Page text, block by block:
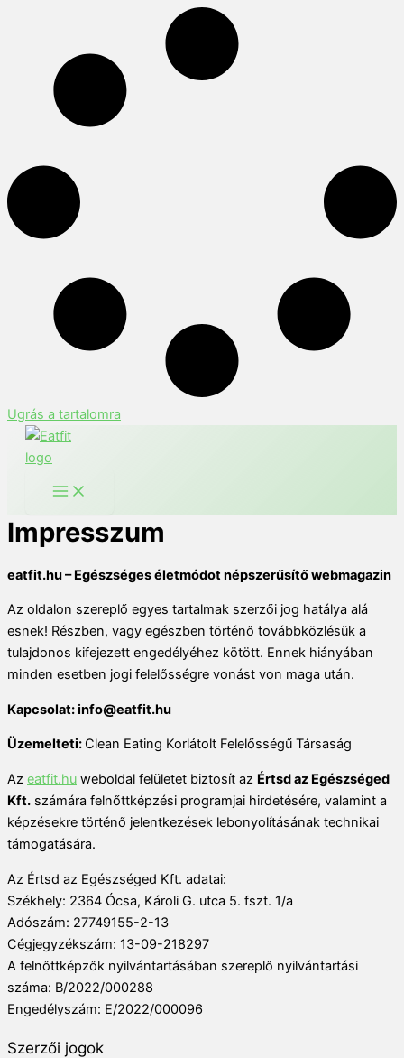
Ugrás a tartalomra
Impresszum
eatfit.hu – Egészséges életmódot népszerűsítő webmagazin
Az oldalon szereplő egyes tartalmak szerzői jog hatálya alá
esnek! Részben, vagy egészben történő továbbközlésük a
tulajdonos kifejezett engedélyéhez kötött. Ennek hiányában
minden esetben jogi felelősségre vonást von maga után.
Kapcsolat: info@eatfit.hu
Üzemelteti: Clean Eating Korlátolt Felelősségű Társaság
Az eatfit.hu weboldal felületet biztosít az Értsd az Egészséged
Kft. számára felnőttképzési programjai hirdetésére, valamint a
képzésekre történő jelentkezések lebonyolításának technikai
támogatására.
Az Értsd az Egészséged Kft. adatai:
Székhely: 2364 Ócsa, Károli G. utca 5. fszt. 1/a
Adószám: 27749155-2-13
Cégjegyzékszám: 13-09-218297
A felnőttképzők nyilvántartásában szereplő nyilvántartási
száma: B/2022/000288
Engedélyszám: E/2022/000096
Szerzői jogok